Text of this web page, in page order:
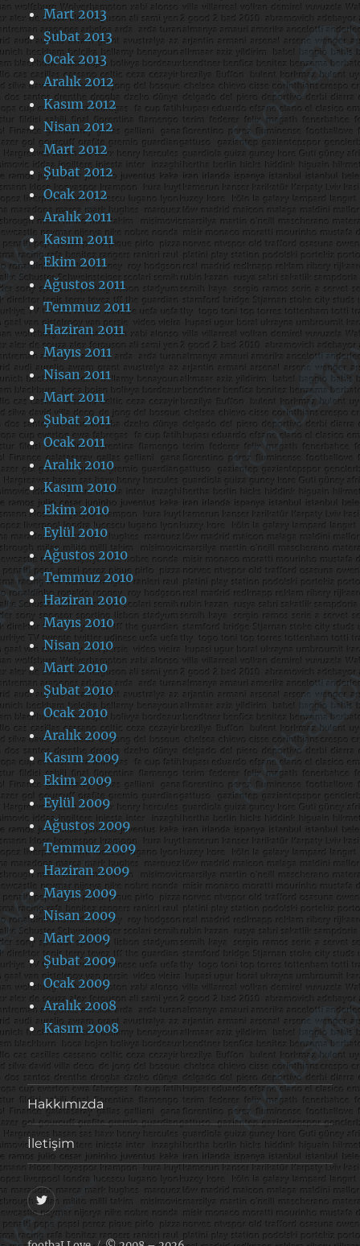
Mart 2013
Şubat 2013
Ocak 2013
Aralık 2012
Kasım 2012
Nisan 2012
Mart 2012
Şubat 2012
Ocak 2012
Aralık 2011
Kasım 2011
Ekim 2011
Ağustos 2011
Temmuz 2011
Haziran 2011
Mayıs 2011
Nisan 2011
Mart 2011
Şubat 2011
Ocak 2011
Aralık 2010
Kasım 2010
Ekim 2010
Eylül 2010
Ağustos 2010
Temmuz 2010
Haziran 2010
Mayıs 2010
Nisan 2010
Mart 2010
Şubat 2010
Ocak 2010
Aralık 2009
Kasım 2009
Ekim 2009
Eylül 2009
Ağustos 2009
Temmuz 2009
Haziran 2009
Mayıs 2009
Nisan 2009
Mart 2009
Şubat 2009
Ocak 2009
Aralık 2008
Kasım 2008
Hakkımızda
İletişim
@footballove